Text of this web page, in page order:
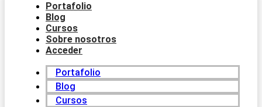
Portafolio
Blog
Cursos
Sobre nosotros
Acceder
Portafolio
Blog
Cursos